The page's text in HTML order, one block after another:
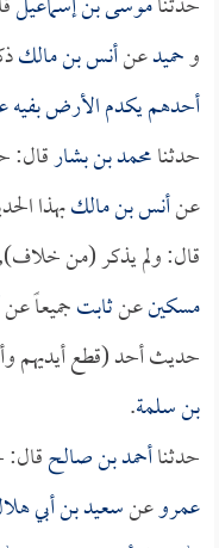
وحميدعنأنس بن مالك
أحدهم يكدم الأرض
حدثنامحمد بن بشارقال:
عنأنس بن مالكبهذا
قال: ولم يذكر (من
مسكينعنثابتجميعاً عن
حديث أحد (قطع أيديهم
بن سلمة.
حدثناأحمد بن صالح
عمروعنسعيد بن أبي